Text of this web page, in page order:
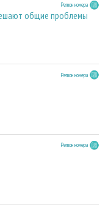
Регион номера
общие проблемы
Регион номера
Регион номера